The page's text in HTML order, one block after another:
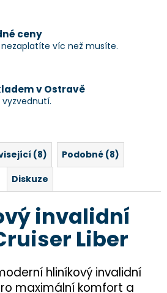
ceny
víc než musíte.
v Ostravě
vyzvednutí.
(8)
Podobné (8)
Diskuze
invalidní
Liber
hliníkový invalidní
maximální komfort a